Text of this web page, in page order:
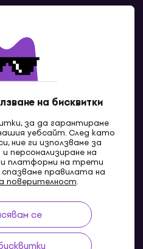
на бисквитки
за да гарантираме
уебсайт. След като
ние ги използваме за
персонализиране на
платформи на трети
правилата на
поверителност.
се
MK